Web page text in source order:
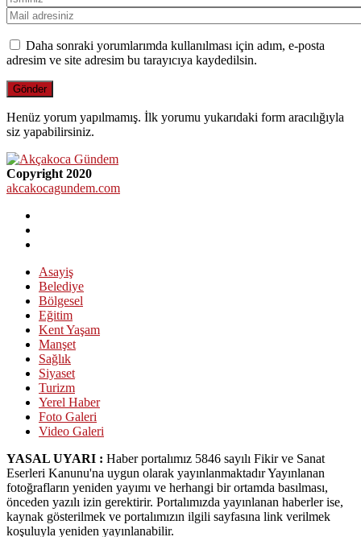
Daha sonraki yorumlarımda kullanılması için adım, e-posta
adresim ve site adresim bu tarayıcıya kaydedilsin.
Henüz yorum yapılmamış. İlk yorumu yukarıdaki form aracılığıyla
siz yapabilirsiniz.
Copyright 2020
akcakocagundem.com
Asayiş
Belediye
Bölgesel
Eğitim
Kent Yaşam
Manşet
Sağlık
Siyaset
Turizm
Yerel Haber
Foto Galeri
Video Galeri
YASAL UYARI : Haber portalımız 5846 sayılı Fikir ve Sanat
Eserleri Kanunu'na uygun olarak yayınlanmaktadır Yayınlanan
fotoğrafların yeniden yayımı ve herhangi bir ortamda basılması,
önceden yazılı izin gerektirir. Portalımızda yayınlanan haberler ise,
kaynak gösterilmek ve portalımızın ilgili sayfasına link verilmek
koşuluyla yeniden yayınlanabilir.